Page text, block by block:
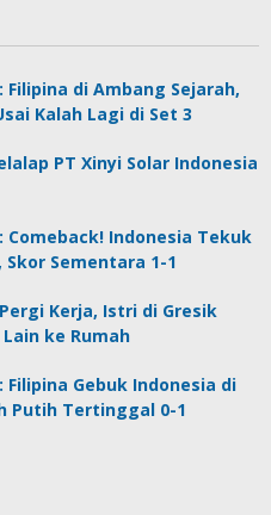
Filipina di Ambang Sejarah,
Kalah Lagi di Set 3
PT Xinyi Solar Indonesia
Comeback! Indonesia Tekuk
Skor Sementara 1-1
Kerja, Istri di Gresik
ke Rumah
Filipina Gebuk Indonesia di
Putih Tertinggal 0-1